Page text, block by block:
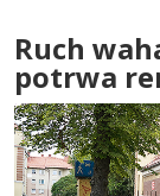
Ruch
potrwa